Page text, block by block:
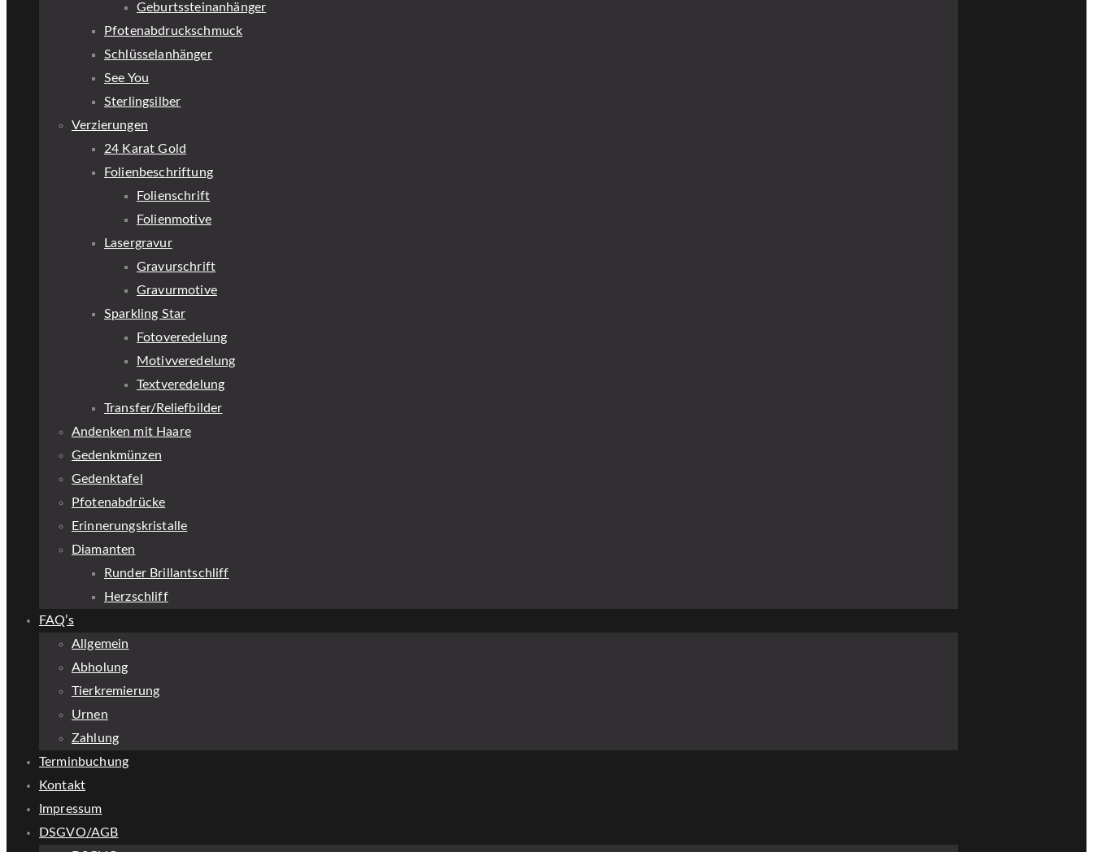
Geburtssteinanhänger
Pfotenabdruckschmuck
Schlüsselanhänger
See You
Sterlingsilber
Verzierungen
24 Karat Gold
Folienbeschriftung
Folienschrift
Folienmotive
Lasergravur
Gravurschrift
Gravurmotive
Sparkling Star
Fotoveredelung
Motivveredelung
Textveredelung
Transfer/Reliefbilder
Andenken mit Haare
Gedenkmünzen
Gedenktafel
Pfotenabdrücke
Erinnerungskristalle
Diamanten
Runder Brillantschliff
Herzschliff
FAQ’s
Allgemein
Abholung
Tierkremierung
Urnen
Zahlung
Terminbuchung
Kontakt
Impressum
DSGVO/AGB